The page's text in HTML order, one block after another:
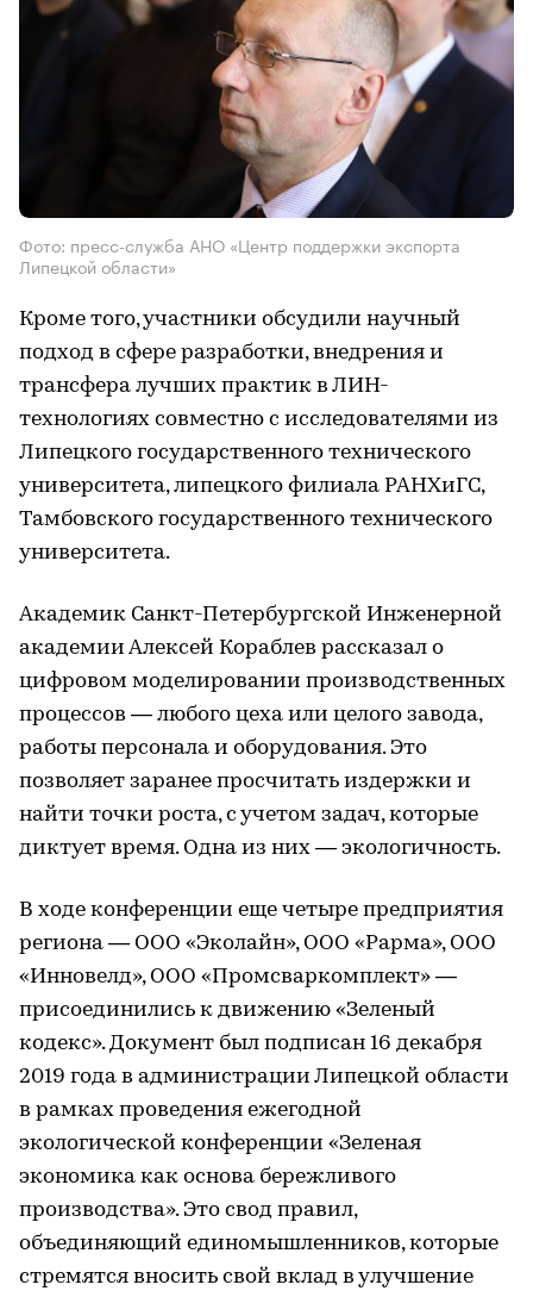
Фото: пресс-служба АНО «Центр поддержки экспорта
Липецкой области»
Кроме того, участники обсудили научный
подход в сфере разработки, внедрения и
трансфера лучших практик в ЛИН-
технологиях совместно с исследователями из
Липецкого государственного технического
университета, липецкого филиала РАНХиГС,
Тамбовского государственного технического
университета.
Академик Санкт-Петербургской Инженерной
академии Алексей Кораблев рассказал о
цифровом моделировании производственных
процессов — любого цеха или целого завода,
работы персонала и оборудования. Это
позволяет заранее просчитать издержки и
найти точки роста, с учетом задач, которые
диктует время. Одна из них — экологичность.
В ходе конференции еще четыре предприятия
региона — ООО «Эколайн», ООО «Рарма», ООО
«Инновелд», ООО «Промсваркомплект» —
присоединились к движению «Зеленый
кодекс». Документ был подписан 16 декабря
2019 года в администрации Липецкой области
в рамках проведения ежегодной
экологической конференции «Зеленая
экономика как основа бережливого
производства». Это свод правил,
объединяющий единомышленников, которые
стремятся вносить свой вклад в улучшение